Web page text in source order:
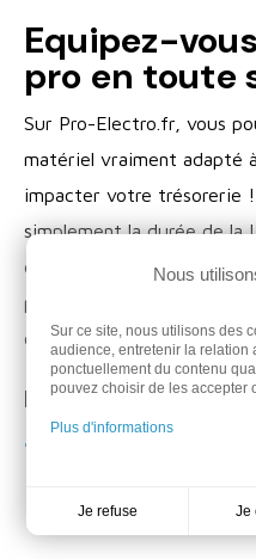
Equipez-
pro en toute
Sur Pro-Electro.fr, vous
matériel vraiment adapté
impacter votre trésorerie
simplement la durée de la
et si vous souhaitez
puis renseignez notre
obtenir une réponse de
Durée
Nous
Sur ce site, nous utilisons des
audience, entretenir la relation
ponctuellement du contenu
pouvez choisir de les accepter
Plus d'informations
Je refuse Je